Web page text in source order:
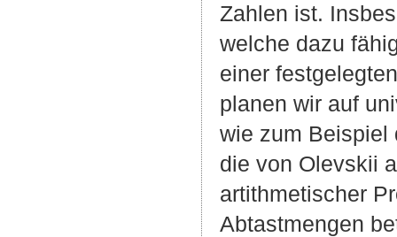
Zahlen ist.
welche dazu
einer
planen wir auf
wie zum Beispiel
die von Olevskii
artithmetischer
Abtastmengen